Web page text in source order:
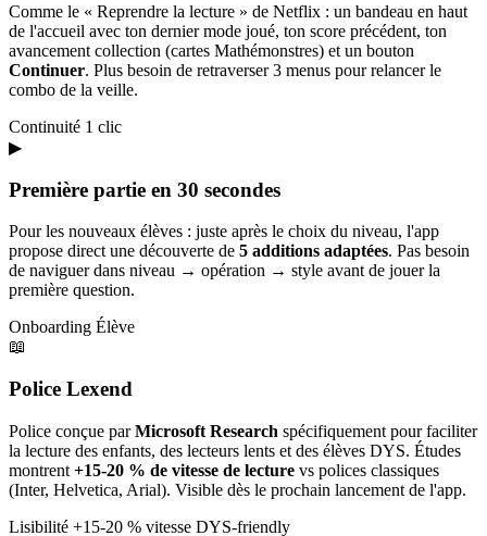
Comme le « Reprendre la lecture » de Netflix : un bandeau en haut
de l'accueil avec ton dernier mode joué, ton score précédent, ton
avancement collection (cartes Mathémonstres) et un bouton
Continuer. Plus besoin de retraverser 3 menus pour relancer le
combo de la veille.
Continuité 1 clic
▶
Première partie en 30 secondes
Pour les nouveaux élèves : juste après le choix du niveau, l'app
propose direct une découverte de 5 additions adaptées. Pas besoin
de naviguer dans niveau → opération → style avant de jouer la
première question.
Onboarding Élève
📖
Police Lexend
Police conçue parMicrosoft Research spécifiquement pour faciliter
la lecture des enfants, des lecteurs lents et des élèves DYS. Études
montrent +15-20 % de vitesse de lecture vs polices classiques
(Inter, Helvetica, Arial). Visible dès le prochain lancement de l'app.
Lisibilité +15-20 % vitesse DYS-friendly